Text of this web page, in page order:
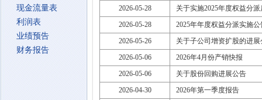
现金流量表
利润表
业绩预告
财务报告
2026-05-28
关于实施2025年度权益分
2026-05-28
2025年年度权益分派实施公
2026-05-26
关于子公司增资扩股的进展
2026-05-06
2026年4月份产销快报
2026-05-06
关于股份回购进展公告
2026-04-30
2026年第一季度报告